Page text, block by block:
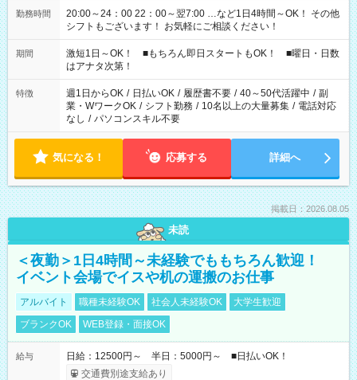
勤務時間
20:00～24：00 22：00～翌7:00 …など1日4時間～OK！ その他
シフトもございます！ お気軽にご相談ください！
期間
激短1日～OK！ ■もちろん即日スタートもOK！ ■曜日・日数
はアナタ次第！
特徴 週1日からOK / 日払いOK / 履歴書不要 / 40～50代活躍中 / 副
業・WワークOK / シフト勤務 / 10名以上の大量募集 / 電話対応
なし / パソコンスキル不要
気になる！ 応募する 詳細へ
掲載日：2026.08.05
未読
＜夜勤＞1日4時間～未経験でももちろん歓迎！
イベント会場でイスや机の運搬のお仕事
アルバイト 職種未経験OK 社会人未経験OK
大学生歓迎
ブランクOK
WEB登録・面接OK
給与
日給：12500円～ 半日：5000円～ ■日払いOK！
交通費別途支給あり